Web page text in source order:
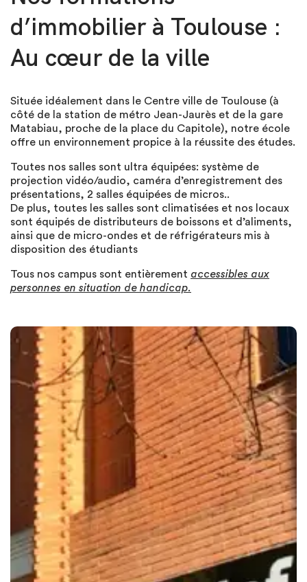
d’immobilier à Toulouse :
Au cœur de la ville
Située idéalement dans le Centre ville de Toulouse (à
côté de la station de métro Jean-Jaurès et de la gare
Matabiau, proche de la place du Capitole), notre école
offre un environnement propice à la réussite des études.
Toutes nos salles sont ultra équipées: système de
projection vidéo/audio, caméra d’enregistrement des
présentations, 2 salles équipées de micros..
De plus, toutes les salles sont climatisées et nos locaux
sont équipés de distributeurs de boissons et d’aliments,
ainsi que de micro-ondes et de réfrigérateurs mis à
disposition des étudiants
Tous nos campus sont entièrement accessibles aux
personnes en situation de handicap.